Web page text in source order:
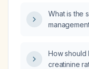
What is the
filtration rate
How should
creatinine